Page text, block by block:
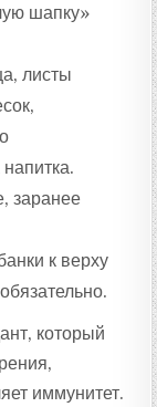
шапку»
листы
заранее
к верху
который
иммунитет.